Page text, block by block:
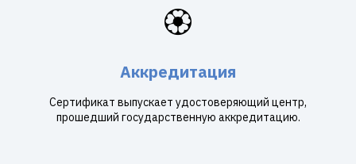
🏵️
Аккредитация
Сертификат выпускает удостоверяющий центр,
прошедший государственную аккредитацию.